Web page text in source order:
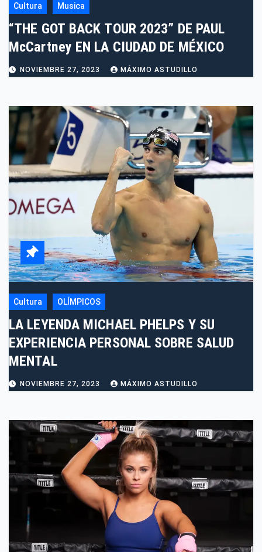
Cultura Musica
“THE GOT BACK TOUR 2023” DE PAUL
McCartney EN LA CIUDAD DE MÉXICO
NOVIEMBRE 27, 2023 MÁXIMO ASTUDILLO
Cultura OLÍMPICOS
LA LEYENDA MICHAEL PHELPS Y SU
EXPERIENCIA PERSONAL SOBRE SALUD
MENTAL
NOVIEMBRE 27, 2023 MÁXIMO ASTUDILLO